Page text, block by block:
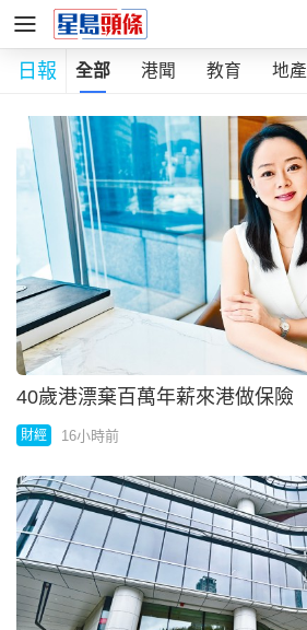
日報 全部 港聞 教育 地產
40歲港漂棄百萬年薪來港做保險
財經 16小時前